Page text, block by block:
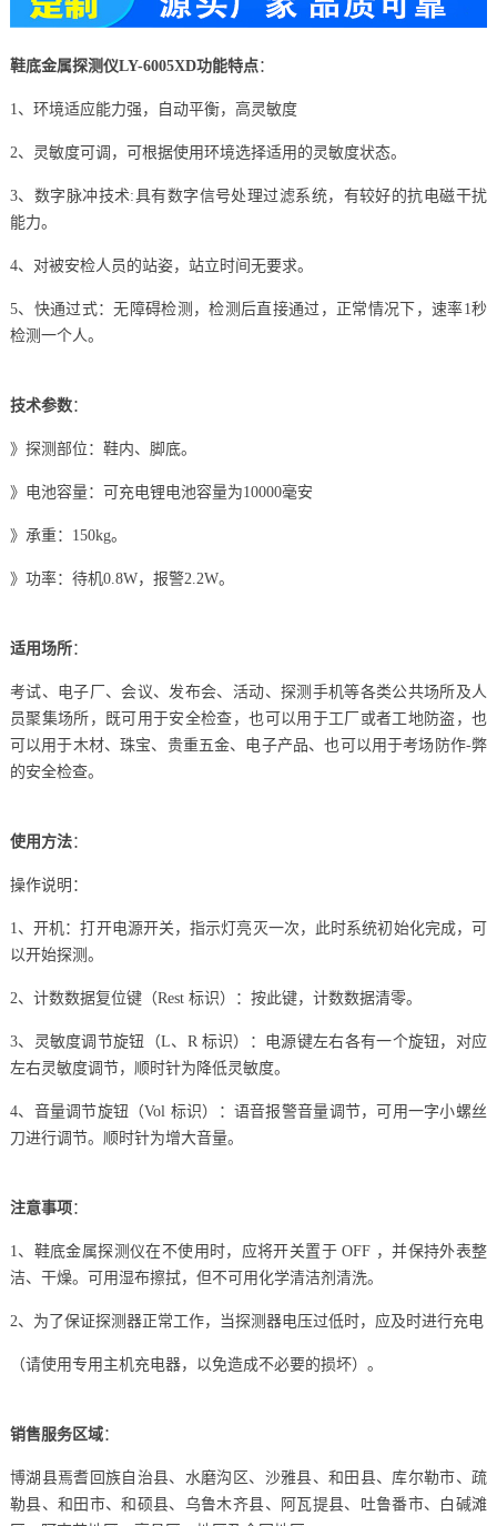
鞋底金属探测仪LY-6005XD功能特点：
1、环境适应能力强，自动平衡，高灵敏度
2、灵敏度可调，可根据使用环境选择适用的灵敏度状态。
3、数字脉冲技术:具有数字信号处理过滤系统，有较好的抗电磁干扰
能力。
4、对被安检人员的站姿，站立时间无要求。
5、快通过式：无障碍检测，检测后直接通过，正常情况下，速率1秒
检测一个人。
技术参数：
》探测部位：鞋内、脚底。
》电池容量：可充电锂电池容量为10000毫安
》承重：150kg。
》功率：待机0.8W，报警2.2W。
适用场所：
考试、电子厂、会议、发布会、活动、探测手机等各类公共场所及人
员聚集场所，既可用于安全检查，也可以用于工厂或者工地防盗，也
可以用于木材、珠宝、贵重五金、电子产品、也可以用于考场防作-弊
的安全检查。
使用方法：
操作说明：
1、开机：打开电源开关，指示灯亮灭一次，此时系统初始化完成，可
以开始探测。
2、计数数据复位键（Rest 标识）：按此键，计数数据清零。
3、灵敏度调节旋钮（L、R 标识）：电源键左右各有一个旋钮，对应
左右灵敏度调节，顺时针为降低灵敏度。
4、音量调节旋钮（Vol 标识）：语音报警音量调节，可用一字小螺丝
刀进行调节。顺时针为增大音量。
注意事项 ：
1、鞋底金属探测仪在不使用时，应将开关置于 OFF ，并保持外表整
洁、干燥。可用湿布擦拭，但不可用化学清洁剂清洗。
2、为了保证探测器正常工作，当探测器电压过低时，应及时进行充电
（请使用专用主机充电器，以免造成不必要的损坏）。
销售服务区域：
博湖县焉耆回族自治县、水磨沟区、沙雅县、和田县、库尔勒市、疏
勒县、和田市、和硕县、乌鲁木齐县、阿瓦提县、吐鲁番市、白碱滩